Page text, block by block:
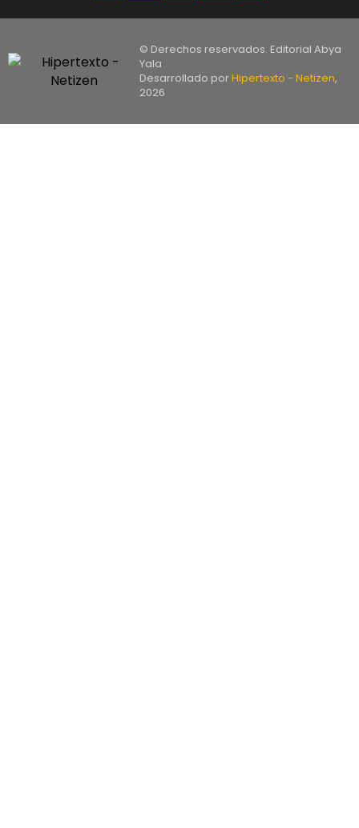
© Derechos reservados. Editorial Abya
Yala
Desarrollado porHipertexto - Netizen,
2026